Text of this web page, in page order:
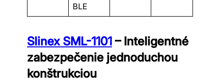
BLE
Slinex SML-1101 – Inteligentné
zabezpečenie jednoduchou
konštrukciou